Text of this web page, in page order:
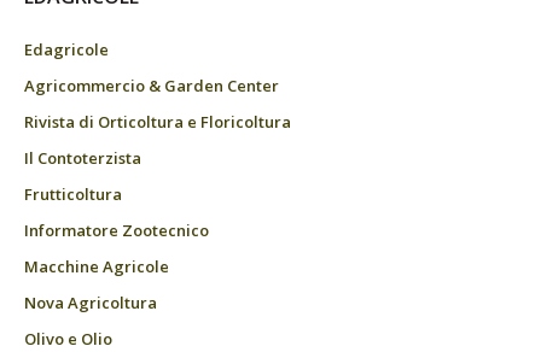
Edagricole
Agricommercio & Garden Center
Rivista di Orticoltura e Floricoltura
Il Contoterzista
Frutticoltura
Informatore Zootecnico
Macchine Agricole
Nova Agricoltura
Olivo e Olio